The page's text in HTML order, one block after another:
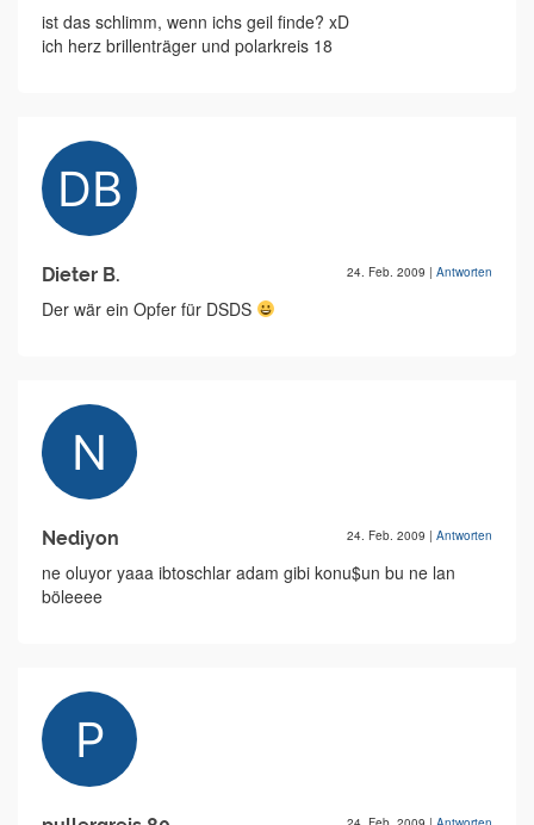
ist das schlimm, wenn ichs geil finde? xD
ich herz brillenträger und polarkreis 18
Dieter B. 24. Feb. 2009 | Antworten
Der wär ein Opfer für DSDS
Nediyon 24. Feb. 2009 | Antworten
ne oluyor yaaa ibtoschlar adam gibi konu$un bu ne lan
böleeee